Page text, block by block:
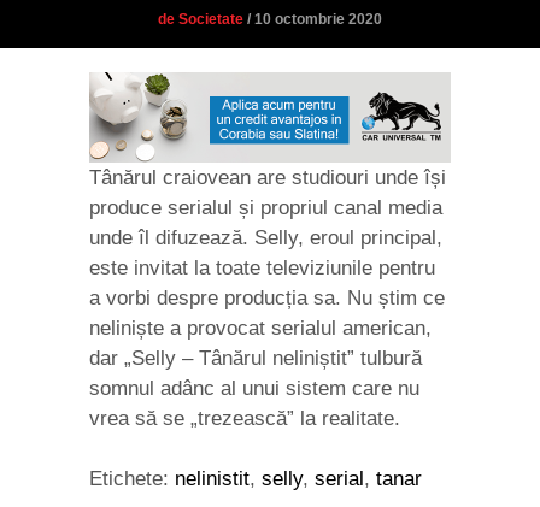
de Societate / 10 octombrie 2020
Tânărul craiovean are studiouri unde își
produce serialul și propriul canal media
unde îl difuzează. Selly, eroul principal,
este invitat la toate televiziunile pentru
a vorbi despre producția sa. Nu știm ce
neliniște a provocat serialul american,
dar „Selly – Tânărul neliniștit” tulbură
somnul adânc al unui sistem care nu
vrea să se „trezească” la realitate.
Etichete: nelinistit, selly, serial, tanar